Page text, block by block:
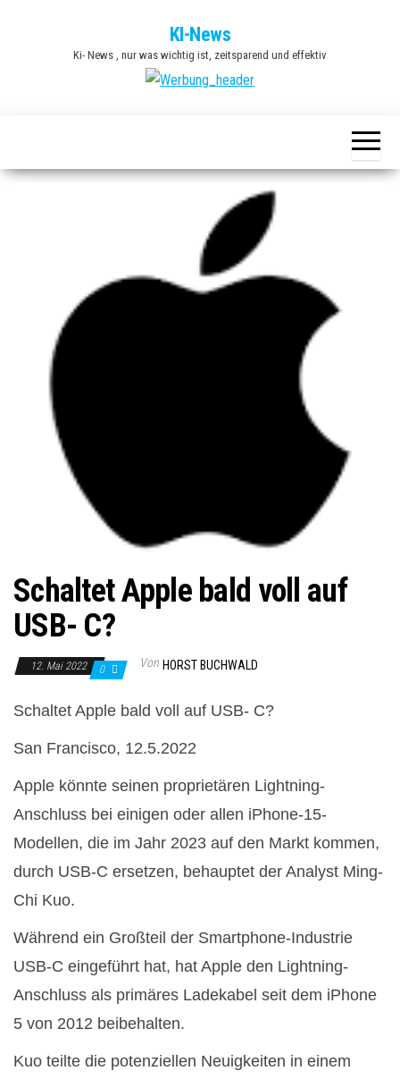
KI-News
Ki- News , nur was wichtig ist, zeitsparend und effektiv
Schaltet Apple bald voll auf
USB- C?
12. Mai 2022 0 Von HORST BUCHWALD
Schaltet Apple bald voll auf USB- C?
San Francisco, 12.5.2022
Apple könnte seinen proprietären Lightning-
Anschluss bei einigen oder allen iPhone-15-
Modellen, die im Jahr 2023 auf den Markt kommen,
durch USB-C ersetzen, behauptet der Analyst Ming-
Chi Kuo.
Während ein Großteil der Smartphone-Industrie
USB-C eingeführt hat, hat Apple den Lightning-
Anschluss als primäres Ladekabel seit dem iPhone
5 von 2012 beibehalten.
Kuo teilte die potenziellen Neuigkeiten in einem